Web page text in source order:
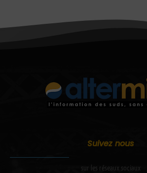
Suivez nous
sur les réseaux sociaux